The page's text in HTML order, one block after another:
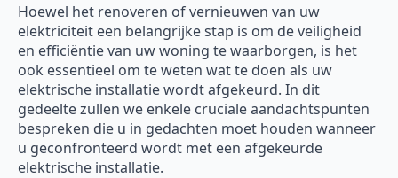
Hoewel het renoveren of vernieuwen van uw
elektriciteit een belangrijke stap is om de veiligheid
en efficiëntie van uw woning te waarborgen, is het
ook essentieel om te weten wat te doen als uw
elektrische installatie wordt afgekeurd. In dit
gedeelte zullen we enkele cruciale aandachtspunten
bespreken die u in gedachten moet houden wanneer
u geconfronteerd wordt met een afgekeurde
elektrische installatie.